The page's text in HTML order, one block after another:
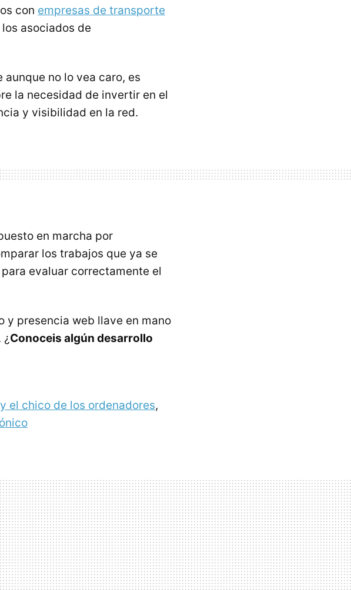
con empresas de transporte
asociados de
no lo vea caro, es
la necesidad de invertir en el
y visibilidad en la red.
en marcha por
los trabajos que ya se
evaluar correctamente el
y presencia web llave en mano
Conoceis algún desarrollo
el chico de los ordenadores,